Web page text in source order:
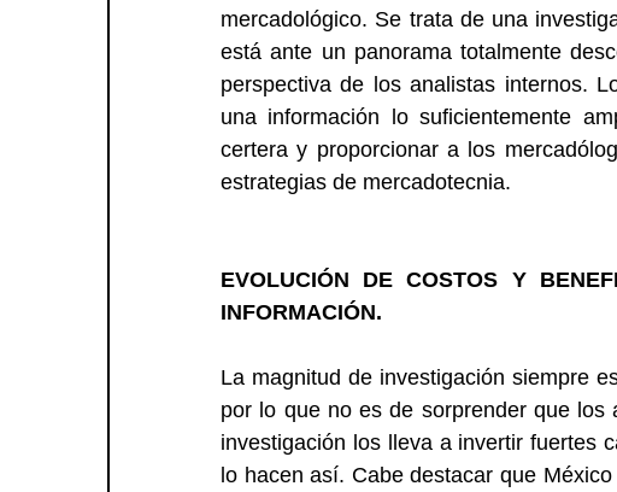
mercadológico. Se trata de una
está ante un panorama totalmente
perspectiva de los analistas internos.
una información lo suficientemente
certera y proporcionar a los
estrategias de mercadotecnia.
EVOLUCIÓN DE COSTOS Y
INFORMACIÓN.
La magnitud de investigación siempre
por lo que no es de sorprender que
investigación los lleva a invertir fuertes
lo hacen así. Cabe destacar que